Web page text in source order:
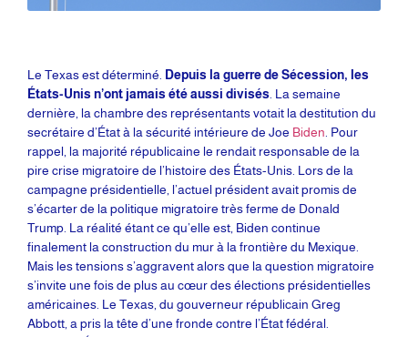
Le Texas est déterminé.
Depuis la guerre de Sécession, les
États-Unis n’ont jamais été aussi divisés . La semaine
dernière, la chambre des représentants votait la destitution du
secrétaire d’État à la sécurité intérieure de Joe Biden . Pour
rappel, la majorité républicaine le rendait responsable de la
pire crise migratoire de l’histoire des États-Unis. Lors de la
campagne présidentielle, l’actuel président avait promis de
s’écarter de la politique migratoire très ferme de Donald
Trump. La réalité étant ce qu’elle est, Biden continue
finalement la construction du mur à la frontière du Mexique.
Mais les tensions s’aggravent alors que la question migratoire
s’invite une fois de plus au cœur des élections présidentielles
américaines. Le Texas, du gouverneur républicain Greg
Abbott, a pris la tête d’une fronde contre l’État fédéral.